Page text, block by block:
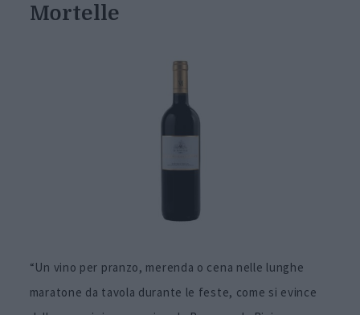
Mortelle
“Un vino per pranzo, merenda o cena nelle lunghe
maratone da tavola durante le feste, come si evince